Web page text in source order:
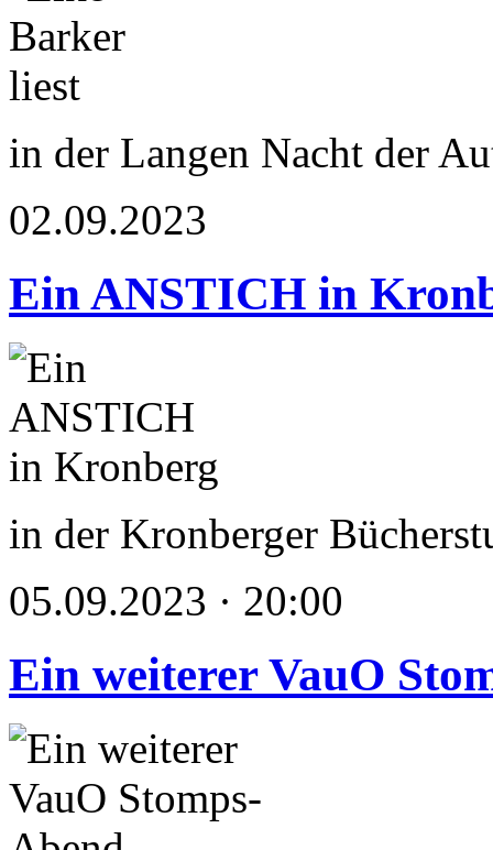
in der Langen Nacht der
02.09.2023
Ein ANSTICH in
in der Kronberger
05.09.2023 · 20:00
Ein weiterer VauO